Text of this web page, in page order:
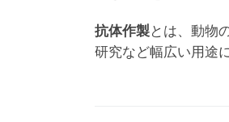
抗体作製とは、動物
研究など幅広い用途